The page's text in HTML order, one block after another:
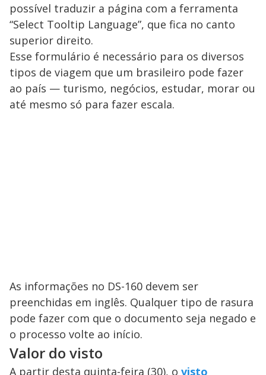
possível traduzir a página com a ferramenta
“Select Tooltip Language”, que fica no canto
superior direito.
Esse formulário é necessário para os diversos
tipos de viagem que um brasileiro pode fazer
ao país — turismo, negócios, estudar, morar ou
até mesmo só para fazer escala.
As informações no DS-160 devem ser
preenchidas em inglês. Qualquer tipo de rasura
pode fazer com que o documento seja negado e
o processo volte ao início.
Valor do visto
A partir desta quinta-feira (30), o visto